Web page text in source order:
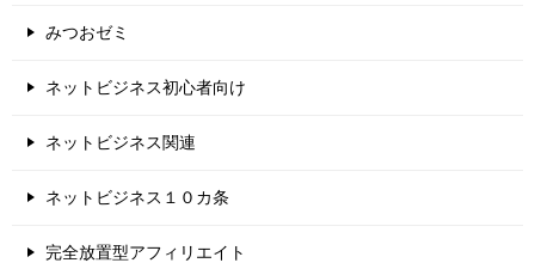
みつおゼミ
ネットビジネス初心者向け
ネットビジネス関連
ネットビジネス１０カ条
完全放置型アフィリエイト